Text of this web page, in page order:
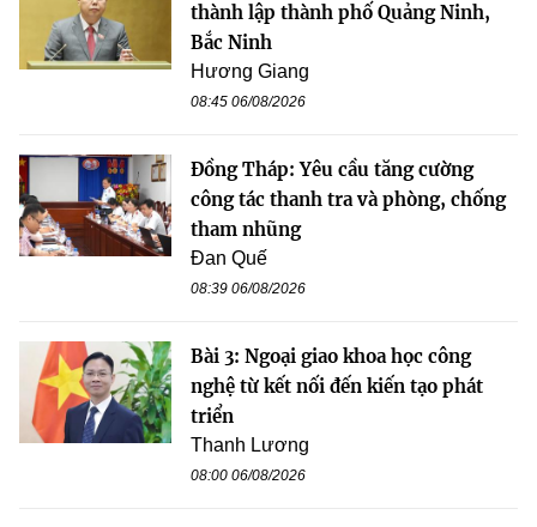
thành lập thành phố Quảng Ninh,
Bắc Ninh
Hương Giang
08:45 06/08/2026
Đồng Tháp: Yêu cầu tăng cường
công tác thanh tra và phòng, chống
tham nhũng
Đan Quế
08:39 06/08/2026
Bài 3: Ngoại giao khoa học công
nghệ từ kết nối đến kiến tạo phát
triển
Thanh Lương
08:00 06/08/2026